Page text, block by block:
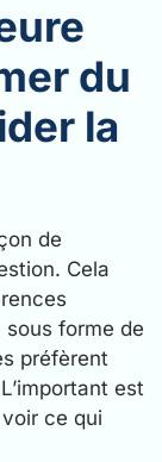
du
la
de
Cela
sous forme de
préfèrent
est
ce qui